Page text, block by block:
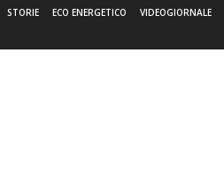
STORIE ECO ENERGETICO VIDEOGIORNALE